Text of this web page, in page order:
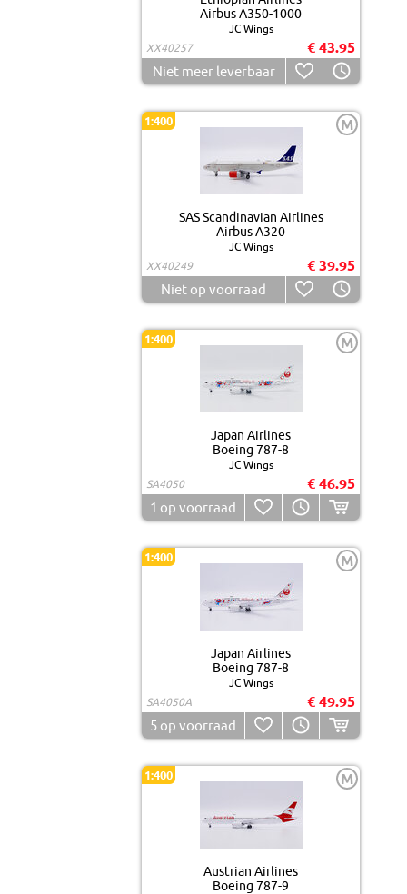
Airbus A350-1000
JC Wings
XX40257
€ 43.95
Niet meer leverbaar
1:400 M
SAS Scandinavian Airlines
Airbus A320
JC Wings
XX40249
€ 39.95
Niet op voorraad
1:400 M
Japan Airlines
Boeing 787-8
JC Wings
SA4050
€ 46.95
1 op voorraad
1:400 M
Japan Airlines
Boeing 787-8
JC Wings
SA4050A
€ 49.95
5 op voorraad
1:400 M
Austrian Airlines
Boeing 787-9